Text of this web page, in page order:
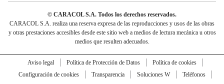
© CARACOL S.A. Todos los derechos reservados.
CARACOL S.A. realiza una reserva expresa de las reproducciones y usos de las obras
y otras prestaciones accesibles desde este sitio web a medios de lectura mecánica u otros
medios que resulten adecuados.
Aviso legal Política de Protección de Datos
Política de cookies
Configuración de cookies
Transparencia Soluciones W
Teléfonos